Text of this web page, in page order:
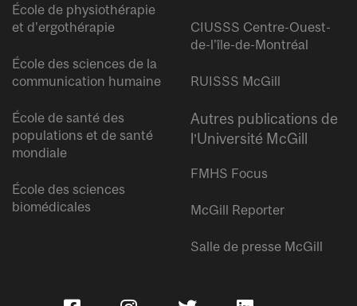
École de physiothérapie
et d’ergothérapie
École des sciences de la
communication humaine
École de santé des
populations et de santé
mondiale
École des sciences
biomédicales
CIUSSS Centre-Ouest-
de-l’île-de-Montréal
RUISSS McGill
Autres publications de
l’Université McGill
FMHS Focus
McGill Reporter
Salle de presse McGill